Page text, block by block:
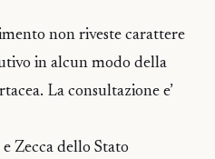
non riveste carattere
in alcun modo della
La consultazione e’
Zecca dello Stato